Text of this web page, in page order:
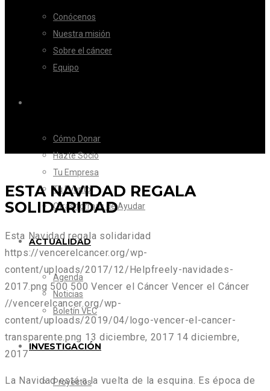
Conócenos
Nuestra misión
Sobre el cáncer
Equipo
Cómo Donar
Hazte Socio
Tu Empresa
Tu Evento
Otras formas de Ayudar
ACTUALIDAD
Agenda
Noticias
Boletín VEC
INVESTIGACIÓN
Proyectos
ESTA NAVIDAD REGALA
SOLIDARIDAD
Esta Navidad regala solidaridad
https://vencerelcancer.org/wp-
content/uploads/2017/12/Helpfreely-navidades-
2017.png 500 500 Vencer el Cáncer Vencer el Cáncer
//vencerelcancer.org/wp-
content/uploads/2019/04/logo-vencer-el-cancer-
transparente.png 13 diciembre, 2017 14 diciembre,
2017
La Navidad está a la vuelta de la esquina. Es época de